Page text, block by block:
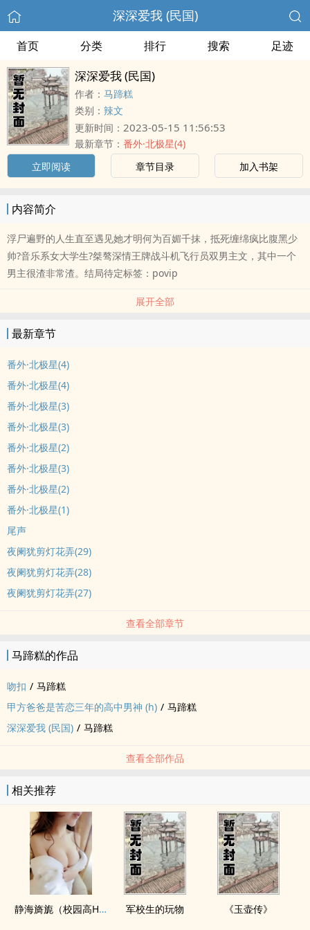
深深爱我 (民国)
首页 分类 排行 搜索 足迹
深深爱我 (民国)
作者： 马蹄糕
类别： 辣文
更新时间： 2023-05-15 11:56:53
最新章节： 番外·北极星(4)
立即阅读
章节目录 加入书架
内容简介
浮尸遍野的人生直至遇见她才明何为百媚千抹，抵死缠绵疯比腹黑少
帅?音乐系女大学生?桀骜深情王牌战斗机飞行员双男主文，其中一个
男主很渣非常渣。结局待定标签：povip
展开全部
最新章节
番外·北极星(4)
番外·北极星(4)
番外·北极星(3)
番外·北极星(3)
番外·北极星(2)
番外·北极星(3)
番外·北极星(2)
番外·北极星(1)
尾声
夜阑犹剪灯花弄(29)
夜阑犹剪灯花弄(28)
夜阑犹剪灯花弄(27)
查看全部章节
马蹄糕的作品
吻扣 / 马蹄糕
甲方爸爸是苦恋三年的高中男神 (h) / 马蹄糕
深深爱我 (民国) / 马蹄糕
查看全部作品
相关推荐
静海旖旎（校园高H） 军校生的玩物 《玉壶传》